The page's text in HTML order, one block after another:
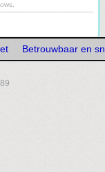
Betrouwbaar en